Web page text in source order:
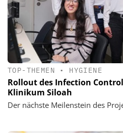
TOP-THEMEN • HYGIENE
Rollout des Infection
Klinikum Siloah
Der nächste Meilenstein des